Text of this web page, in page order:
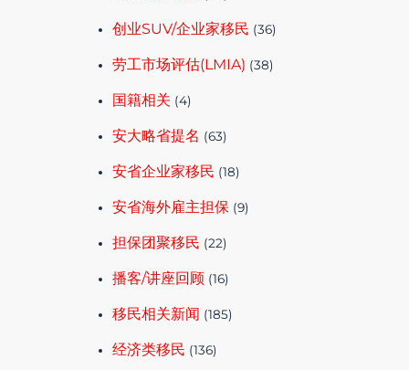
创业SUV/企业家移民 (36)
劳工市场评估(LMIA) (38)
国籍相关 (4)
安大略省提名 (63)
安省企业家移民 (18)
安省海外雇主担保 (9)
担保团聚移民 (22)
播客/讲座回顾 (16)
移民相关新闻 (185)
经济类移民 (136)